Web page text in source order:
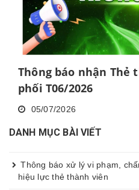
Thông báo nhận Thẻ
phối T06/2026
05/07/2026
DANH MỤC BÀI VIẾT
Thông báo xử lý vi phạm,
hiệu lực thẻ thành viên